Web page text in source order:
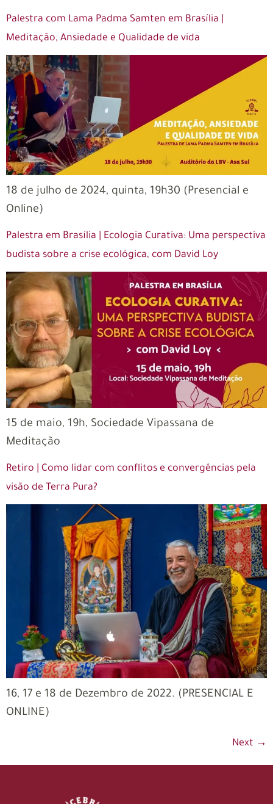
Palestra com Lama Padma Samten em Brasília |
Meditação, Ansiedade e Qualidade de vida
18 de julho de 2024, quinta, 19h30 (Presencial e
Online)
Palestra em Brasília | Ecologia Curativa: Uma perspectiva
budista sobre a crise ecológica, com David Loy
15 de maio, 19h, Sociedade Vipassana de
Meditação
Retiro | Como lidar com conflitos e convergências pela
visão de Terra Pura?
16, 17 e 18 de Dezembro de 2022. (PRESENCIAL E
ONLINE)
Next →